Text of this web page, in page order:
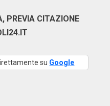
PREVIA CITAZIONE
su Google